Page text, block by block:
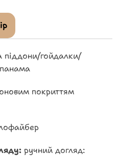
гойдалки/
покриттям
ручний догляд: